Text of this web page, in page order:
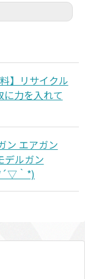
】リサイクル
に力を入れて
ン エアガン
デルガン
｀*)